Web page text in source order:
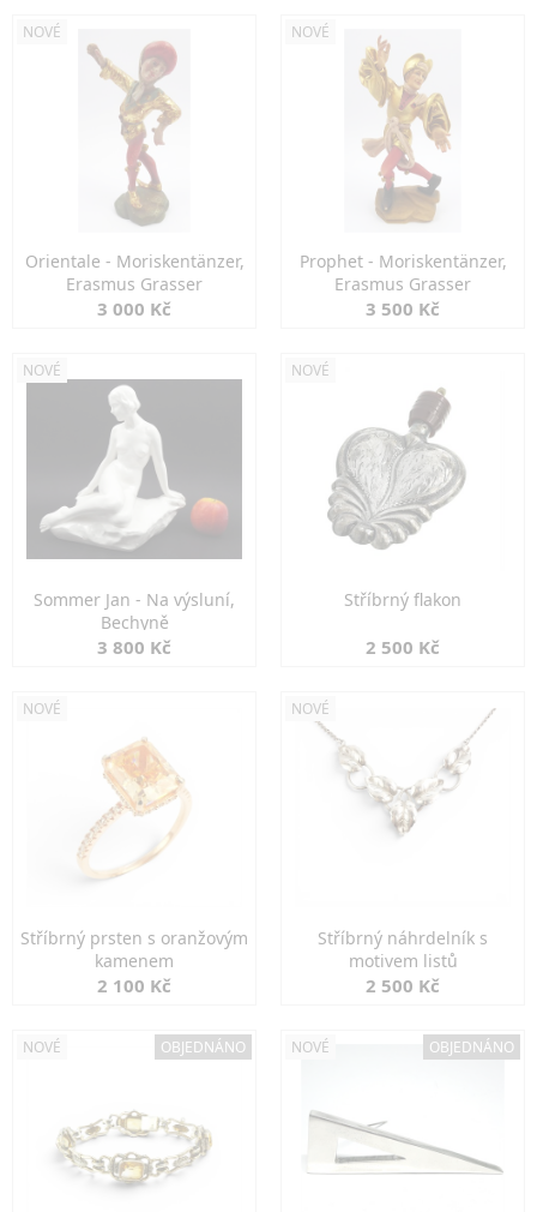
NOVÉ
Orientale - Moriskentänzer,
Erasmus Grasser
3 000 Kč
NOVÉ
Prophet - Moriskentänzer,
Erasmus Grasser
3 500 Kč
NOVÉ
Sommer Jan - Na výsluní,
Bechyně
3 800 Kč
NOVÉ
Stříbrný flakon
2 500 Kč
NOVÉ
Stříbrný prsten s oranžovým
kamenem
2 100 Kč
NOVÉ
Stříbrný náhrdelník s
motivem listů
2 500 Kč
NOVÉ OBJEDNÁNO NOVÉ OBJEDNÁNO